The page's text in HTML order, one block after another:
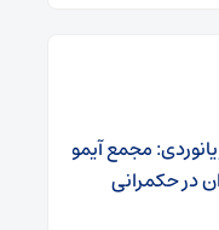
مجمع آیمو
در حکمرانی